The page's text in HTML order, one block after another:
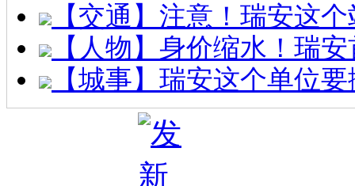
【交通】注意！瑞安这
【人物】身价缩水！瑞
【城事】瑞安这个单位